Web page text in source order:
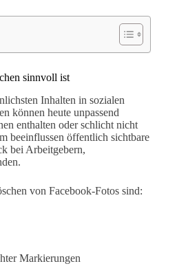
sinnvoll ist
Inhalten in sozialen
können heute unpassend
enthalten oder schlicht nicht
beeinflussen öffentlich sichtbare
bei Arbeitgebern,
von Facebook-Fotos sind:
Markierungen